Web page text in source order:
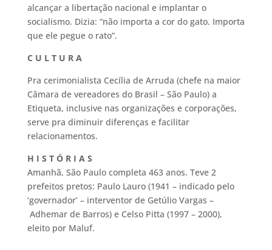
alcançar a libertação nacional e implantar o
socialismo. Dizia: “não importa a cor do gato. Importa
que ele pegue o rato”.
C U L T U R A
Pra cerimonialista Cecília de Arruda (chefe na maior
Câmara de vereadores do Brasil – São Paulo) a
Etiqueta, inclusive nas organizações e corporações,
serve pra diminuir diferenças e facilitar
relacionamentos.
H I S T Ó R I A S
Amanhã, São Paulo completa 463 anos. Teve 2
prefeitos pretos: Paulo Lauro (1941 – indicado pelo
‘governador’ – interventor de Getúlio Vargas –
Adhemar de Barros) e Celso Pitta (1997 – 2000),
eleito por Maluf.